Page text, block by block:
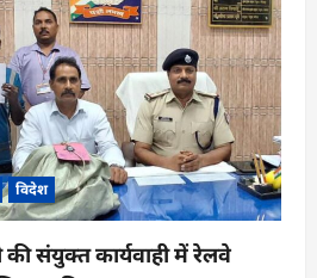
विदेश
संयुक्त कार्यवाही में रेलवे